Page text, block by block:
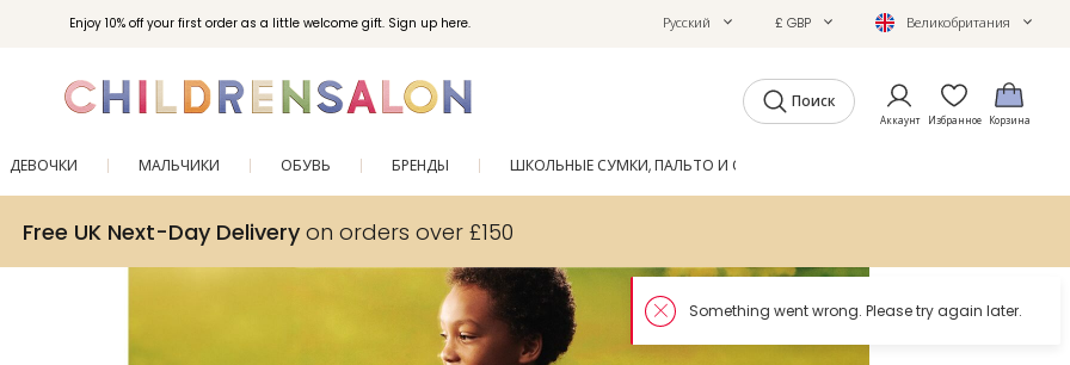
Enjoy 10% off your first order as a little welcome gift. Sign up here. Русский £ GBP Великобритания
Поиск
Аккаунт Избранное Корзина
ДЕВОЧКИ МАЛЬЧИКИ ОБУВЬ БРЕНДЫ ШКОЛЬНЫЕ СУМКИ, ПАЛЬТО И ОБУВЬ
Free UK Next-Day Deliveryon orders over £150